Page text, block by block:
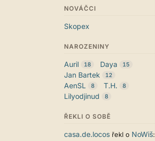
NOVÁČCI
Skopex
NAROZENINY
Auril 18 Daya 15
Jan Bartek 12
AenSL 8 T.H. 8
Lilyodjinud 8
ŘEKLI O SOBĚ
casa.de.locos řekl o NoWiš: